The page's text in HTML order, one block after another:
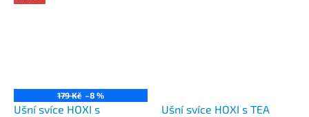
179 Kč –8 %
Ušní svíce HOXI s
Ušní svíce HOXI s TEA